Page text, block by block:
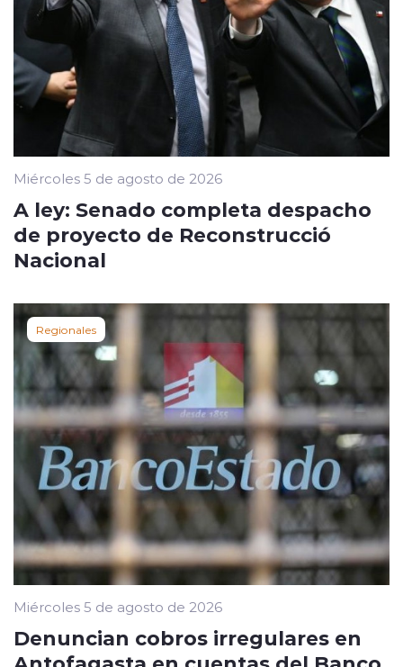
Miércoles 5 de agosto de 2026
A ley: Senado completa despacho
de proyecto de Reconstrucció
Nacional
Regionales
Miércoles 5 de agosto de 2026
Denuncian cobros irregulares en